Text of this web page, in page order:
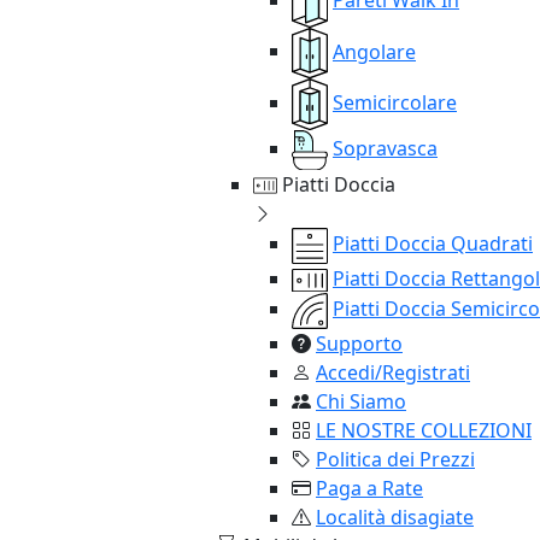
Angolare
Semicircolare
Sopravasca
Piatti Doccia
Piatti Doccia Quadrati
Piatti Doccia
Piatti Doccia
Supporto
Accedi/Registrati
Chi Siamo
LE NOSTRE COLLEZIONI
Politica dei Prezzi
Paga a Rate
Località disagiate